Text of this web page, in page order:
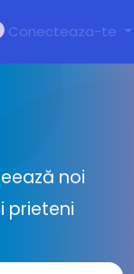
Conecteaza-te
noi
prieteni